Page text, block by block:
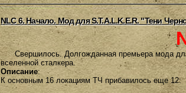
NLC 6. Начало. Мод для S.T.A.L.K.E.R. "Тени
Свершилось. Долгожданная премьера мода
вселенной сталкера.
Описание:
К основным 16 локациям ТЧ прибавилось еще 12: